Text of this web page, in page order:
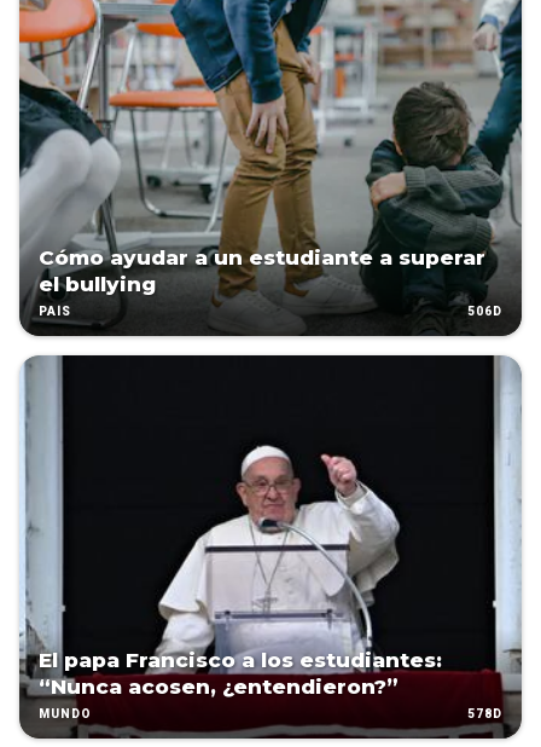
Cómo ayudar a un estudiante a superar
el bullying
PAÍS 506D
El papa Francisco a los estudiantes:
“Nunca acosen, ¿entendieron?”
MUNDO 578D